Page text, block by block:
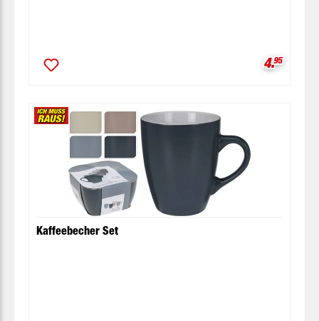
4.95
Kaffeebecher Set